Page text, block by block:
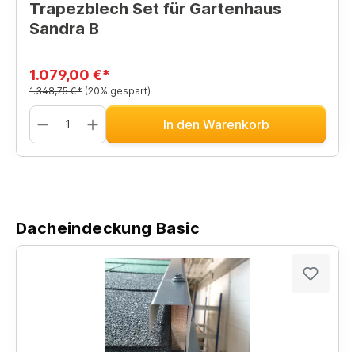
Trapezblech Set für Gartenhaus
Sandra B
1.079,00 €*
1.348,75 €* (20% gespart)
In den Warenkorb
Dacheindeckung Basic